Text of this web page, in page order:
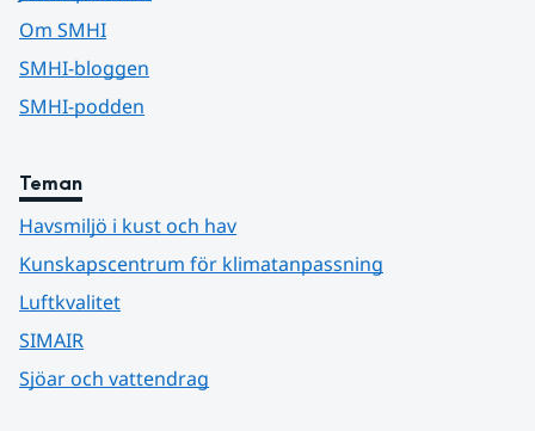
Om SMHI
SMHI-bloggen
SMHI-podden
Teman
Havsmiljö i kust och hav
Kunskapscentrum för klimatanpassning
Luftkvalitet
SIMAIR
Sjöar och vattendrag